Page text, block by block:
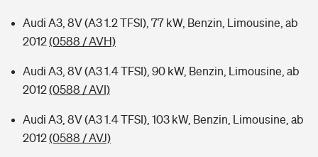
Audi A3, 8V (A3 1.2 TFSI), 77 kW, Benzin, Limousine, ab
2012(0588 / AVH)
Audi A3, 8V (A3 1.4 TFSI), 90 kW, Benzin, Limousine, ab
2012(0588 / AVI)
Audi A3, 8V (A3 1.4 TFSI), 103 kW, Benzin, Limousine, ab
2012(0588 / AVJ)